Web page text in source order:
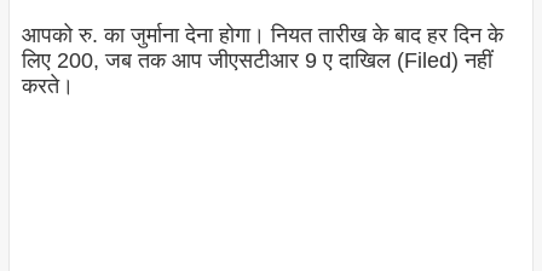
आपको रु. का जुर्माना देना होगा। नियत तारीख के बाद हर दिन के
लिए 200, जब तक आप जीएसटीआर 9 ए दाखिल (Filed) नहीं
करते।